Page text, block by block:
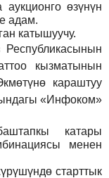
аукционго өзүнүн
адам.
катышуучу.
Республикасынын
кызматынын
караштуу
«Инфоком»
катары
менен
старттык